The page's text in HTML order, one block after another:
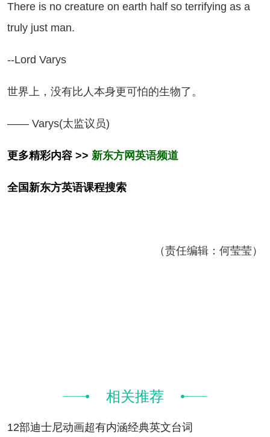
is no creature on earth half so terrifying as a
truly just man.
Varys
上，没有比人本身更可怕的生物了。
Varys(太监议员)
更多精彩内容 >> 新东方网英语频道
全国新东方英语课程搜索
（责任编辑：何莹莹）
相关推荐
12部迪士尼动画超有内涵经典英文台词